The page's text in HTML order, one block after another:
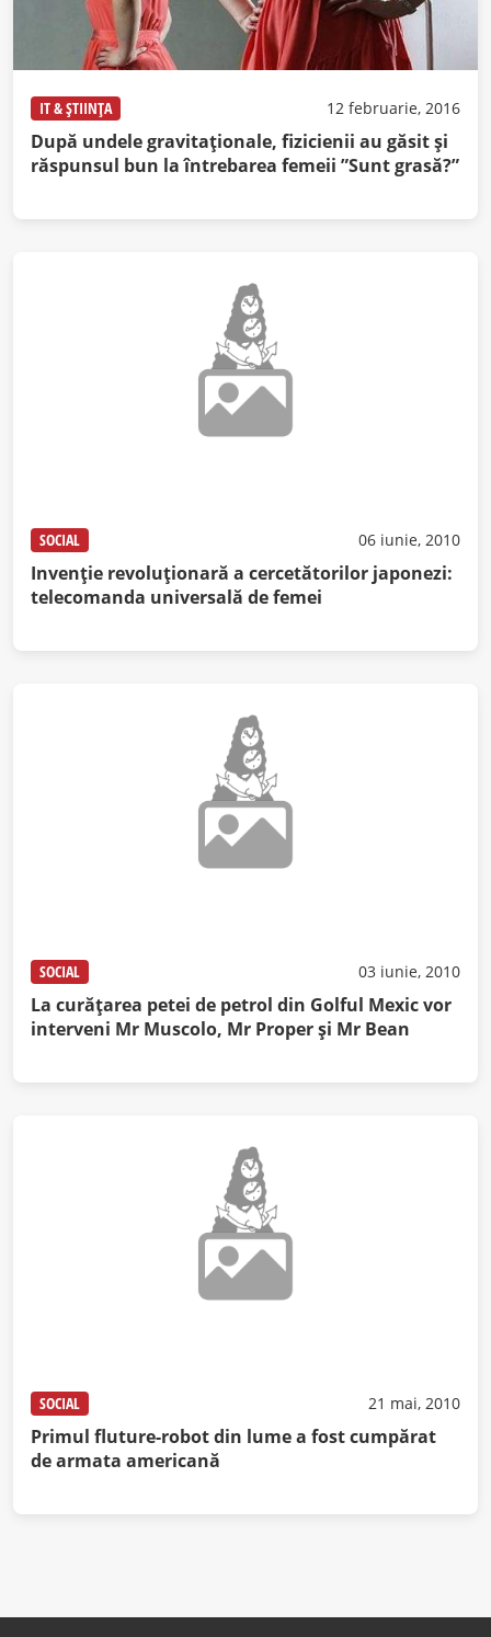
IT & ȘTIINȚA 12 februarie, 2016
După undele gravitaționale, fizicienii au găsit și
răspunsul bun la întrebarea femeii ”Sunt grasă?”
SOCIAL 06 iunie, 2010
Invenţie revoluţionară a cercetătorilor japonezi:
telecomanda universală de femei
SOCIAL 03 iunie, 2010
La curăţarea petei de petrol din Golful Mexic vor
interveni Mr Muscolo, Mr Proper şi Mr Bean
SOCIAL 21 mai, 2010
Primul fluture-robot din lume a fost cumpărat
de armata americană